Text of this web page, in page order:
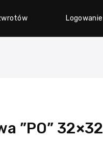
Logowanie
”PO” 32×32